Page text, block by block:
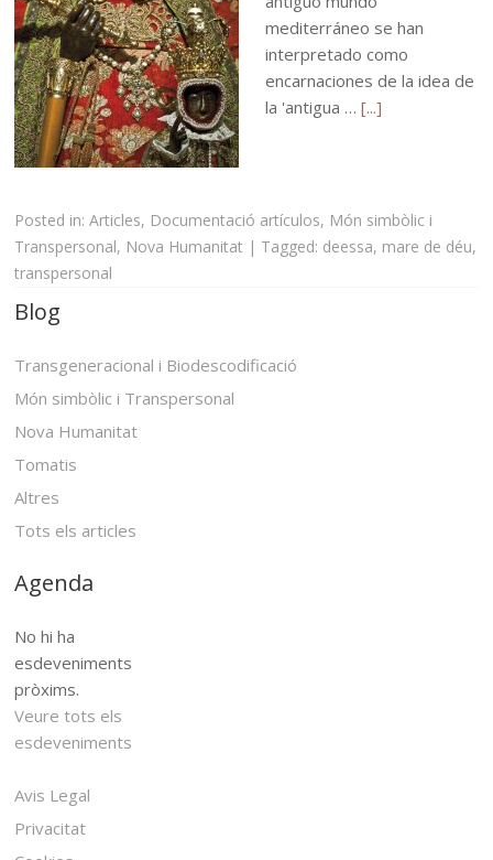
mediterráneo se han
interpretado como
encarnaciones de la idea de
la 'antigua …[...]
Posted in:Articles, Documentació artículos, Món simbòlic i
Transpersonal, Nova Humanitat | Tagged: deessa, mare de déu,
transpersonal
Blog
Transgeneracional i Biodescodificació
Món simbòlic i Transpersonal
Nova Humanitat
Tomatis
Altres
Tots els articles
Agenda
No hi ha
esdeveniments
pròxims.
Veure tots els
esdeveniments
Avis Legal
Privacitat